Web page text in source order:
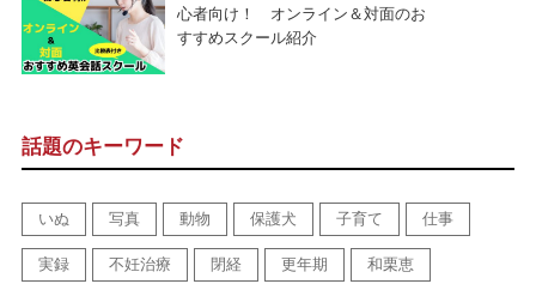
心者向け！ オンライン＆対面のお
すすめスクール紹介
話題のキーワード
いぬ 写真 動物 保護犬 子育て 仕事
実録 不妊治療 閉経 更年期 和栗恵